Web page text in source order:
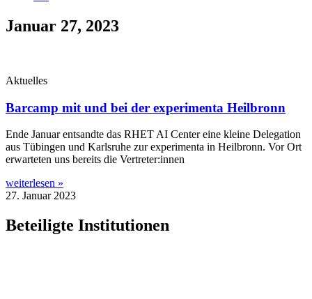
Januar 27, 2023
Aktuelles
Barcamp mit und bei der experimenta Heilbronn
Ende Janu­ar ent­sand­te das RHET AI Cen­ter eine klei­ne Dele­ga­ti­on
aus Tübin­gen und Karls­ru­he zur expe­ri­men­ta in Heil­bronn. Vor Ort
erwar­te­ten uns bereits die Vertreter:innen
weiterlesen »
27. Januar 2023
Beteiligte Institutionen